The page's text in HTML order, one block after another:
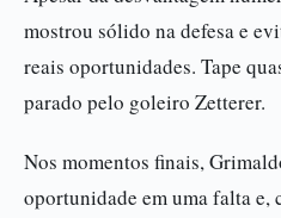
mostrou sólido na defesa e
reais oportunidades. Tape
parado pelo goleiro Zetterer.
Nos momentos finais,
oportunidade em uma falta e,